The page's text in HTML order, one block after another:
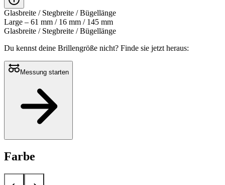
Glasbreite / Stegbreite / Bügellänge
Large – 61 mm / 16 mm / 145 mm
Glasbreite / Stegbreite / Bügellänge
Du kennst deine Brillengröße nicht? Finde sie jetzt heraus:
Messung starten
Farbe